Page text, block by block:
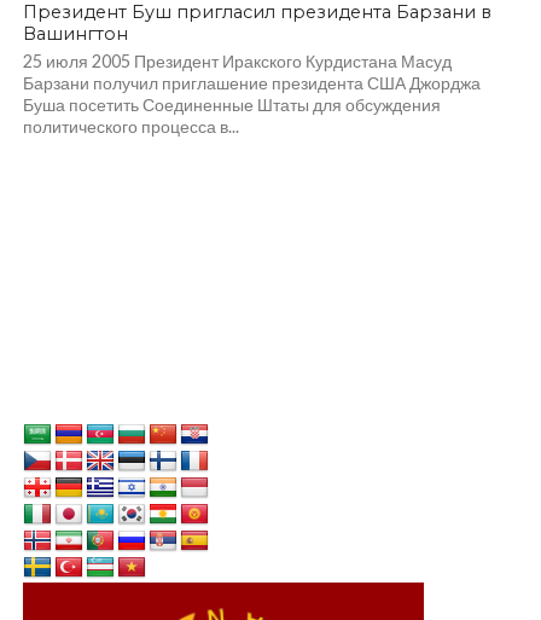
Президент Буш пригласил президента Барзани в
Вашингтон
25 июля 2005 Президент Иракского Курдистана Масуд
Барзани получил приглашение президента США Джорджа
Буша посетить Соединенные Штаты для обсуждения
политического процесса в...